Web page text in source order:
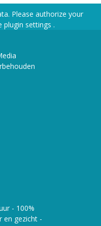
Please authorize your
plugin settings .